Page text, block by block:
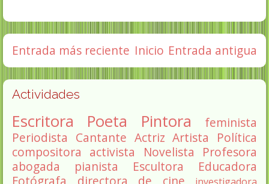
Entrada más reciente Entrada antigua
Inicio
Actividades
Escritora Poeta Pintora
feminista
Periodista Cantante Actriz Artista
Política
compositora activista Novelista
Profesora
abogada
pianista Escultora
Educadora
Fotógrafa
directora de cine